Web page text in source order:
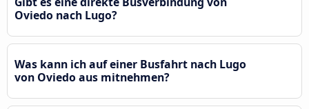
Oviedo nach Lugo?
Was kann ich auf einer Busfahrt nach Lugo
von Oviedo aus mitnehmen?